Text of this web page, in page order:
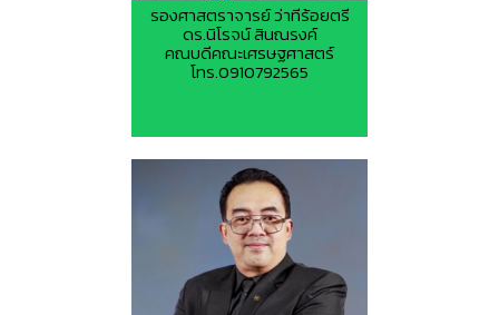
รองศาสตราจารย์ ว่าทีร้อยตรี
ดร.นิโรจน์ สินณรงค์
คณบดีคณะเศรษฐศาสตร์
โทร.0910792565